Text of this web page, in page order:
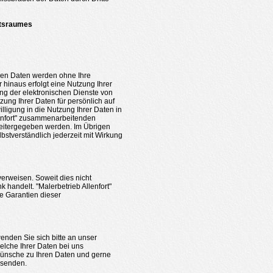
Daten werden ohne Ihre
hinaus erfolgt eine Nutzung Ihrer
der elektronischen Dienste von
Ihrer Daten für persönlich auf
in die Nutzung Ihrer Daten in
zusammenarbeitenden
werden. Im Übrigen
jederzeit mit Wirkung
Soweit dies nicht
handelt. "Malerbetrieb Allenfort"
Garantien dieser
Sie sich bitte an unser
Ihrer Daten bei uns
zu Ihren Daten und gerne